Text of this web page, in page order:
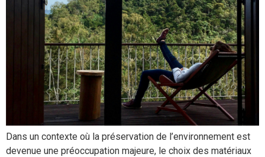
Dans un contexte où la préservation de l’environnement est
devenue une préoccupation majeure, le choix des matériaux